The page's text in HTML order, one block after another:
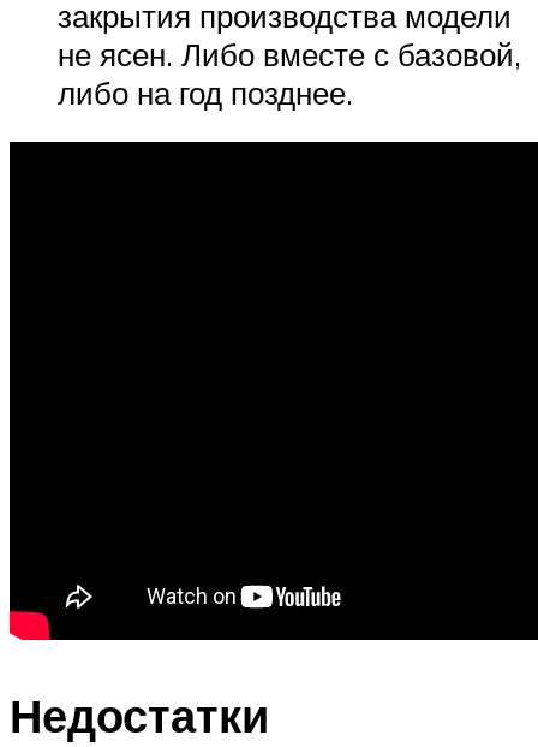
закрытия производства модели
не ясен. Либо вместе с базовой,
либо на год позднее.
Недостатки